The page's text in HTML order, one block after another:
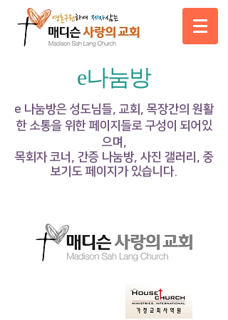
e나눔방
e 나눔방은 성도님들, 교회, 목장간의 원활
한 소통을 위한 페이지들로 구성이 되어있
으며,
목회자 코너, 간증 나눔방, 사진 갤러리, 중
보기도 페이지가 있습니다.